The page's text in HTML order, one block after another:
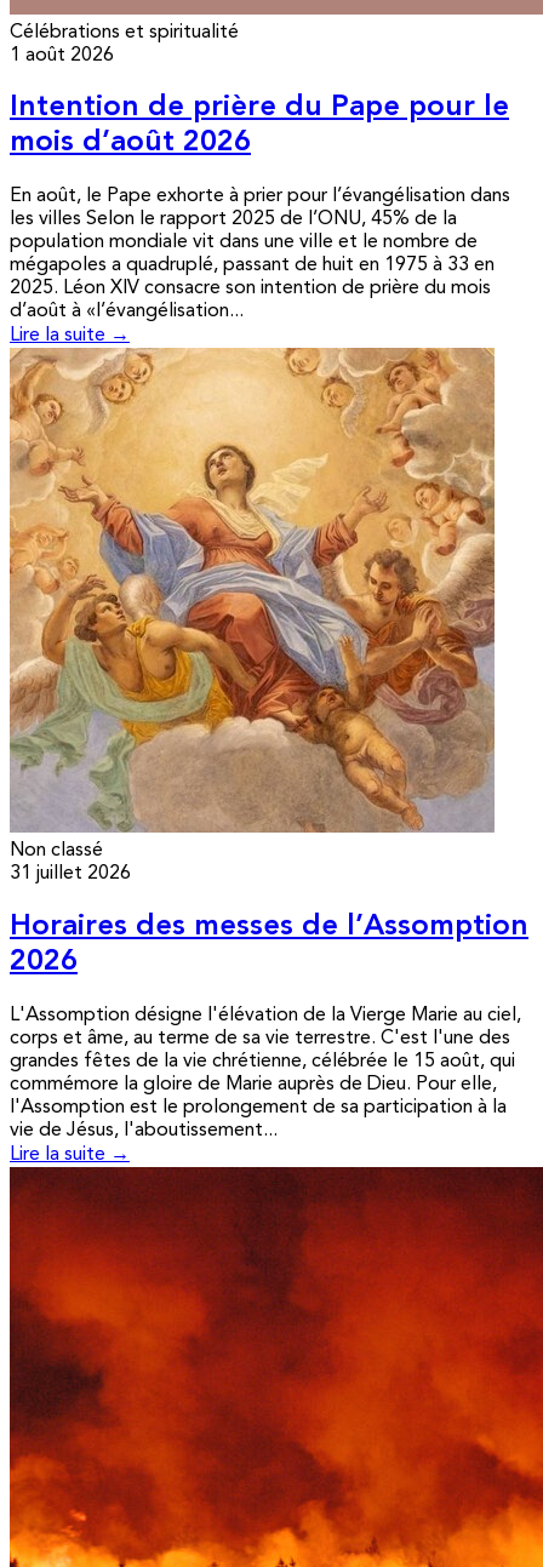
Célébrations et spiritualité
1 août 2026
Intention de prière du Pape pour le
mois d’août 2026
En août, le Pape exhorte à prier pour l’évangélisation dans
les villes Selon le rapport 2025 de l’ONU, 45% de la
population mondiale vit dans une ville et le nombre de
mégapoles a quadruplé, passant de huit en 1975 à 33 en
2025. Léon XIV consacre son intention de prière du mois
d’août à «l’évangélisation...
Lire la suite →
Non classé
31 juillet 2026
Horaires des messes de l’Assomption
2026
L'Assomption désigne l'élévation de la Vierge Marie au ciel,
corps et âme, au terme de sa vie terrestre. C'est l'une des
grandes fêtes de la vie chrétienne, célébrée le 15 août, qui
commémore la gloire de Marie auprès de Dieu. Pour elle,
l'Assomption est le prolongement de sa participation à la
vie de Jésus, l'aboutissement...
Lire la suite →